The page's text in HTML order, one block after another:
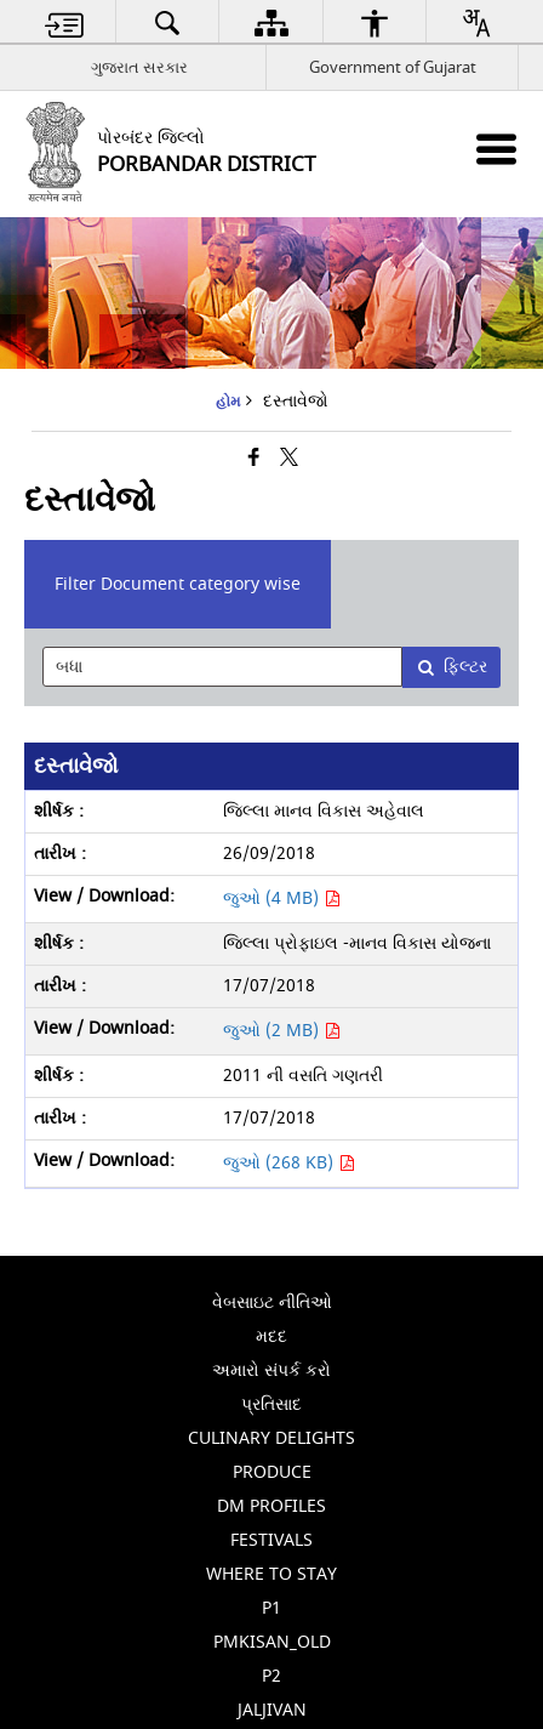
ગુજરાત સરકાર Government of Gujarat
પોરબંદર જિલ્લો
PORBANDAR DISTRICT
હોમ દસ્તાવેજો
દસ્તાવેજો
Filter Document category wise
ફિલ્ટર
દસ્તાવેજો
જિલ્લા માનવ વિકાસ અહેવાલ
26/09/2018
જુઓ (4 MB)
જિલ્લા પ્રોફાઇલ -માનવ વિકાસ યોજના
17/07/2018
જુઓ (2 MB)
2011 ની વસતિ ગણતરી
17/07/2018
જુઓ (268 KB)
વેબસાઇટ નીતિઓ
મદદ
અમારો સંપર્ક કરો
પ્રતિસાદ
CULINARY DELIGHTS
PRODUCE
DM PROFILES
FESTIVALS
WHERE TO STAY
P1
PMKISAN_OLD
P2
JALJIVAN